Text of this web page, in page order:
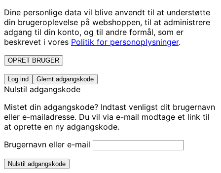
Dine personlige data vil blive anvendt til at understøtte
din brugeroplevelse på webshoppen, til at administrere
adgang til din konto, og til andre formål, som er
beskrevet i vores Politik for personoplysninger.
OPRET BRUGER
Log ind Glemt adgangskode
Nulstil adgangskode
Mistet din adgangskode? Indtast venligst dit brugernavn
eller e-mailadresse. Du vil via e-mail modtage et link til
at oprette en ny adgangskode.
Brugernavn eller e-mail
Nulstil adgangskode